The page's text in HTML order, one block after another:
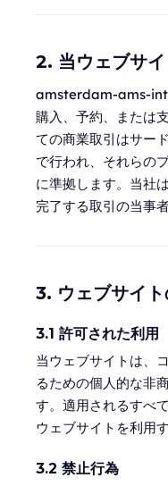
2. 当ウェブサ
amsterdam-ams-
購入、予約、または
ての商業取引はサー
で行われ、それらの
に準拠します。当社
完了する取引の当事
3. ウェブサイト
3.1 許可された利用
当ウェブサイトは、
るための個人的な非
す。適用されるすべ
ウェブサイトを利用
3.2 禁止行為